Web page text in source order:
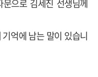
으로 김세진 선생님께
억에 남는 말이 있습니